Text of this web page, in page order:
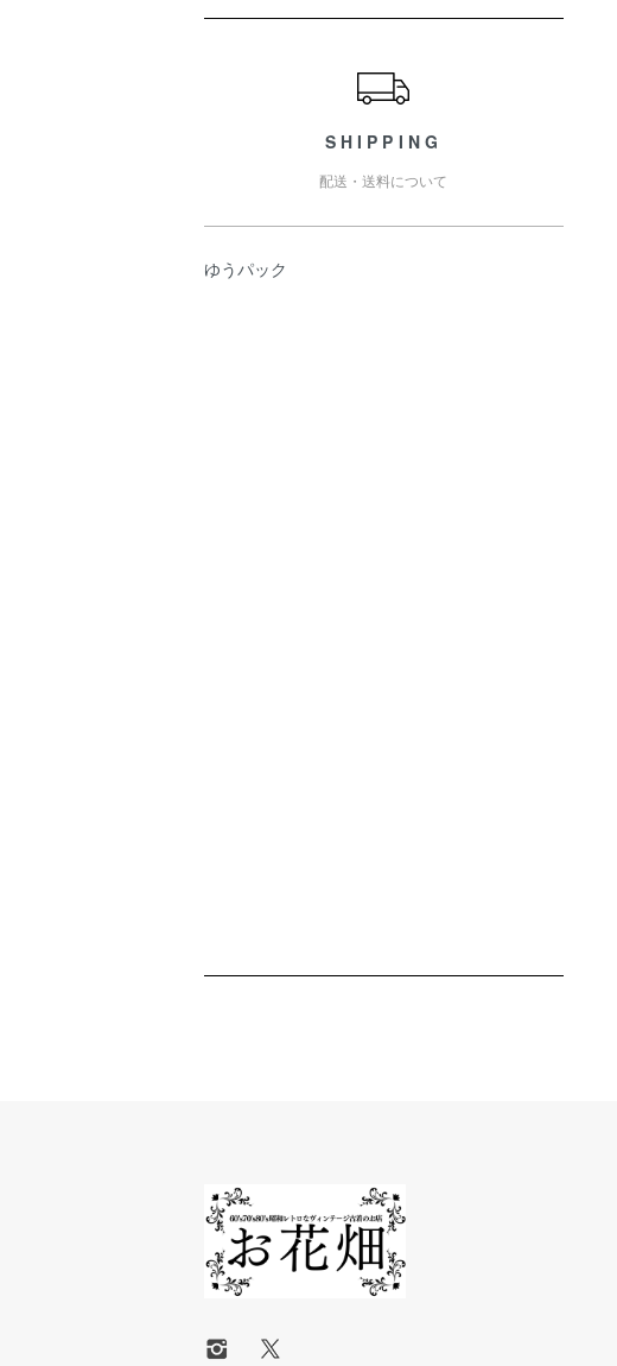
SHIPPING
配送・送料について
ゆうパック